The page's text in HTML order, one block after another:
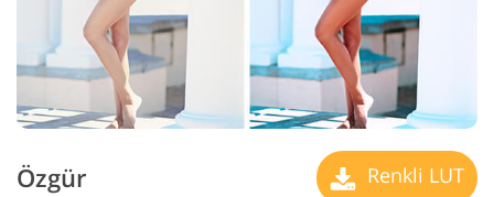
Özgür Renkli LUT